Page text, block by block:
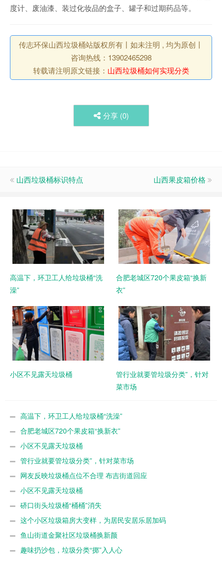
度计、废油漆、装过化妆品的盒子、罐子和过期药品等。
传志环保山西垃圾桶站版权所有丨如未注明 , 均为原创丨
咨询热线：13902465298
转载请注明原文链接： 山西垃圾桶如何实现分类
分享 (0)
山西垃圾桶标识特点 山西果皮箱价格
高温下，环卫工人给垃圾桶“洗
澡”
合肥老城区720个果皮箱“换新
衣”
小区不见露天垃圾桶
管行业就要管垃圾分类”，针对
菜市场
高温下，环卫工人给垃圾桶“洗澡”
合肥老城区720个果皮箱“换新衣”
小区不见露天垃圾桶
管行业就要管垃圾分类”，针对菜市场
网友反映垃圾桶点位不合理 布吉街道回应
小区不见露天垃圾桶
硚口街头垃圾桶“桶桶”消失
这个小区垃圾箱房大变样，为居民安居乐居加码
鱼山街道金聚社区垃圾桶换新颜
趣味扔沙包，垃圾分类“掷”入人心